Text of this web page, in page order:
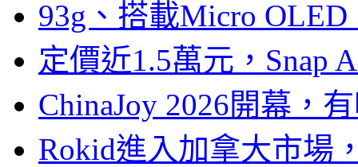
93g、搭載Micro
定價近1.5萬元，Snap
ChinaJoy 2026開幕，
Rokid進入加拿大市場